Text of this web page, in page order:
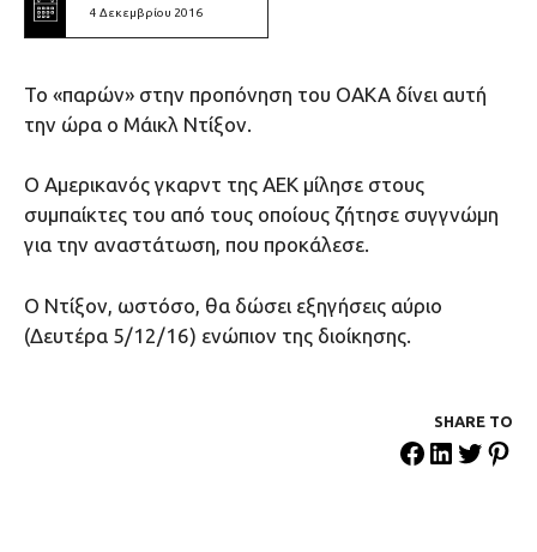
4 Δεκεμβρίου 2016
Το «παρών» στην προπόνηση του ΟΑΚΑ δίνει αυτή
την ώρα ο Μάικλ Ντίξον.
Ο Αμερικανός γκαρντ της ΑΕΚ μίλησε στους
συμπαίκτες του από τους οποίους ζήτησε συγγνώμη
για την αναστάτωση, που προκάλεσε.
Ο Ντίξον, ωστόσο, θα δώσει εξηγήσεις αύριο
(Δευτέρα 5/12/16) ενώπιον της διοίκησης.
SHARE ΤΟ